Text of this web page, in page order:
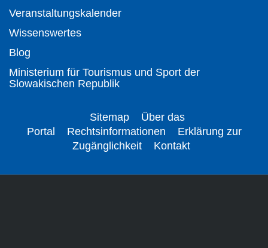
Veranstaltungskalender
Wissenswertes
Blog
Ministerium für Tourismus und Sport der
Slowakischen Republik
Sitemap
Über das
Portal
Rechtsinformationen
Erklärung zur
Zugänglichkeit
Kontakt